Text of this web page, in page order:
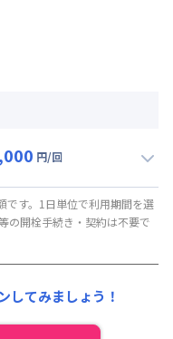
円/回
す。1日単位で利用期間を選
の開栓手続き・契約は不要で
してみましょう！